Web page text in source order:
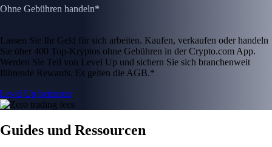
Ohne Gebühren handeln*
Lassen Sie Ihr Geld für sich arbeiten. Kaufen, verkaufen oder handeln
Sie über 400 Top-Kryptos ohne Gebühren in der Crypto.com App.
Werden Sie Teil von Level Up und sichern Sie sich branchenweit
führende Rewards. Es gelten die AGB.*
Level Up beitreten
Guides und Ressourcen